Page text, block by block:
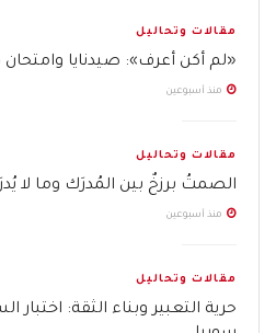
مقالات وتحاليل
«لم أكن أعرف»: صيدنايا
منذ أسبوعين
مقالات وتحاليل
الصمتُ برزخٌ بين المُدرَك وما لا
منذ أسبوعين
مقالات وتحاليل
حرية التعبير وبناء الثقة: اختبار